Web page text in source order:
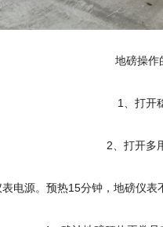
地磅操作
1、打开
2、打开多
电源。预热15分钟，地磅仪表